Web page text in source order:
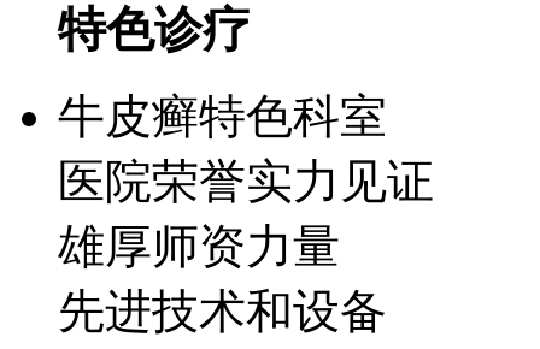
特色诊疗
牛皮癣特色科室
医院荣誉实力见证
雄厚师资力量
先进技术和设备